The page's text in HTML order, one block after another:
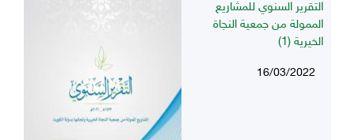
التقرير السنوي للمشاريع
الممولة من جمعية النجاة
الخيرية (1)
16/03/2022